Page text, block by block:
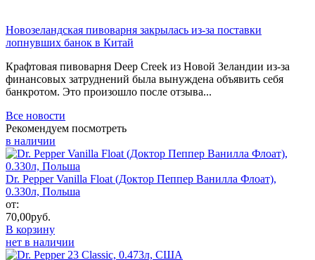
Новозеландская пивоварня закрылась из-за поставки
лопнувших банок в Китай
Крафтовая пивоварня Deep Creek из Новой Зеландии из-за
финансовых затруднений была вынуждена объявить себя
банкротом. Это произошло после отзыва...
Все новости
Рекомендуем посмотреть
в наличии
Dr. Pepper Vanilla Float (Доктор Пеппер Ванилла Флоат),
0.330л, Польша
от:
70,00руб.
В корзину
нет в наличии